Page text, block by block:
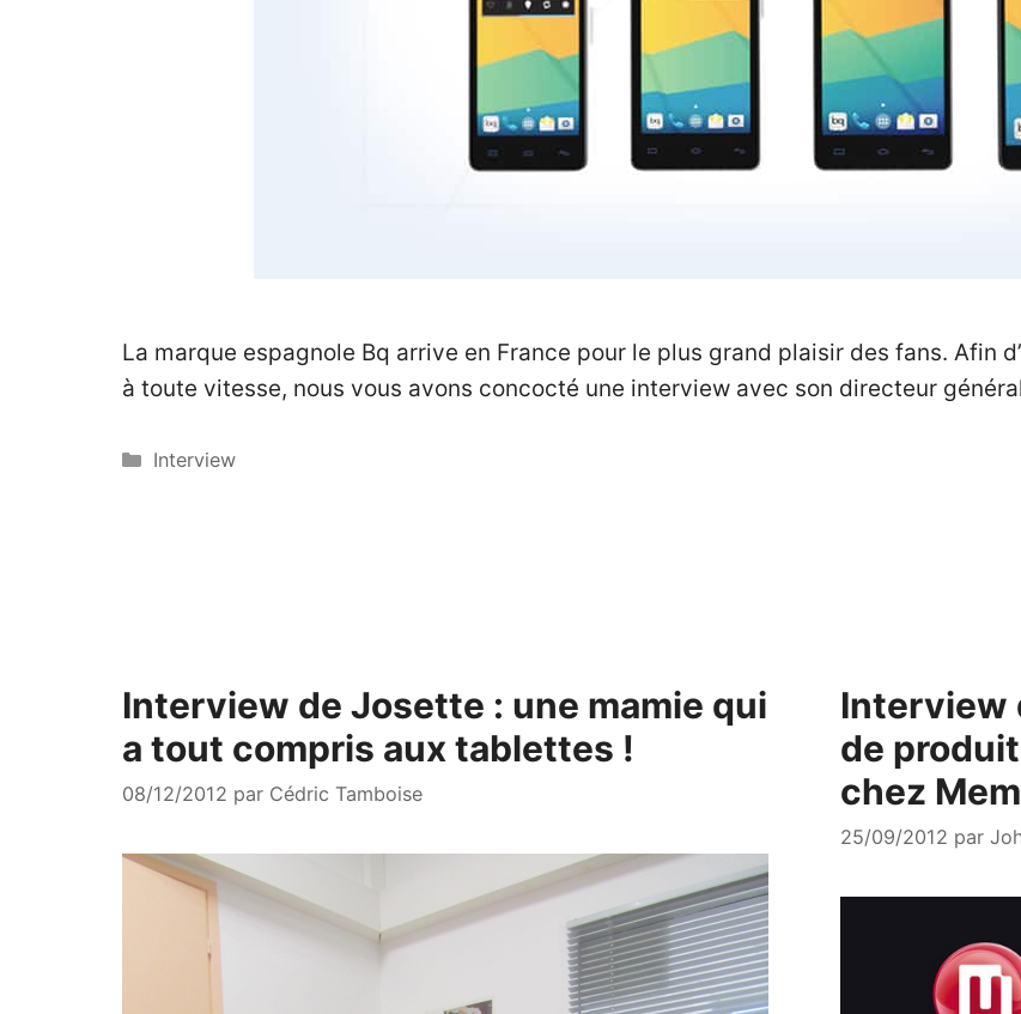
La marque espagnole Bq arrive en France pour le plus grand plaisir des fans. Afin
à toute vitesse, nous vous avons concocté une interview avec son directeur
Catégories
Interview
Interview de Josette : une mamie qui
a tout compris aux tablettes !
08/12/2012 par Cédric Tamboise
Interview
de
chez
25/09/2012 par